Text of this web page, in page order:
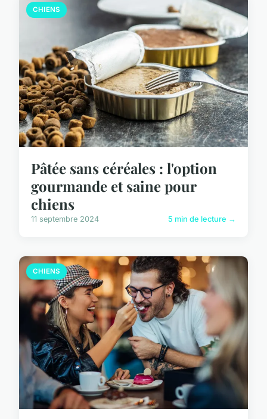
CHIENS
Pâtée sans céréales : l'option
gourmande et saine pour
chiens
11 septembre 2024 5 min de lecture →
CHIENS